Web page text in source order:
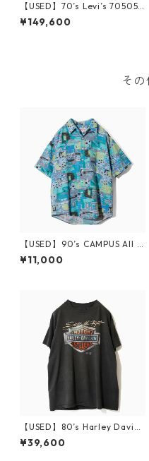
【USED】70’s Levi’s 70505
BIG-E Denim Jacket
¥149,600
そ
【USED】90’s CAMPUS All O
ver Print S/S Shirt M
¥11,000
【USED】80’s Harley Davids
on 3D EMBLEM T-Shirt
¥39,600